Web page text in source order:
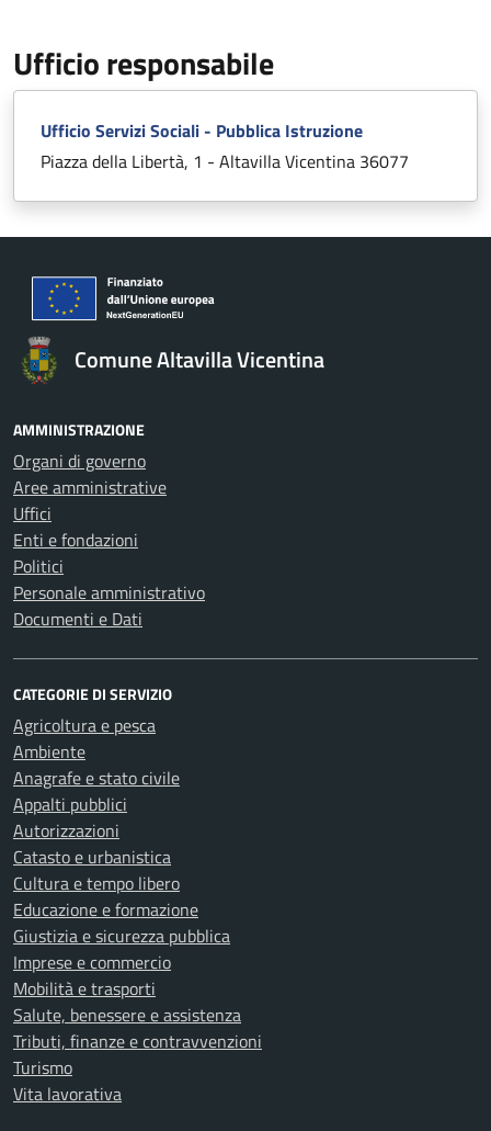
Ufficio responsabile
Ufficio Servizi Sociali - Pubblica Istruzione
Piazza della Libertà, 1 - Altavilla Vicentina 36077
Comune Altavilla Vicentina
AMMINISTRAZIONE
Organi di governo
Aree amministrative
Uffici
Enti e fondazioni
Politici
Personale amministrativo
Documenti e Dati
CATEGORIE DI SERVIZIO
Agricoltura e pesca
Ambiente
Anagrafe e stato civile
Appalti pubblici
Autorizzazioni
Catasto e urbanistica
Cultura e tempo libero
Educazione e formazione
Giustizia e sicurezza pubblica
Imprese e commercio
Mobilità e trasporti
Salute, benessere e assistenza
Tributi, finanze e contravvenzioni
Turismo
Vita lavorativa